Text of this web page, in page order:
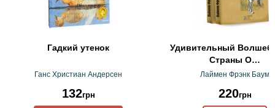
Гадкий утенок
Ганс Христиан Андерсен
132грн
Удивительный
Страны О…
Лаймен Фрэнк Баум
220грн